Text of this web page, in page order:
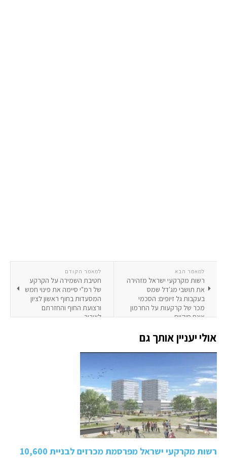
למאמר הקודם
חטיבת השמירה על הקרקע
של רמ"י סיימה את פינוי חמש
המסעדות בחוף ראשון לציון
ורצועת החוף והחזרתם
לציבור.
למאמר הבא
רשות מקרקעי ישראל מזהירה
את תושבי מג'דל שמס
בעקבות גל זיופים: הסכמי
מכר של קרקעות על החרמון
אינם חוקיים
אולי יעניין אותך גם
רשות מקרקעי ישראל מפרסמת מכרזים לבניית 10,600